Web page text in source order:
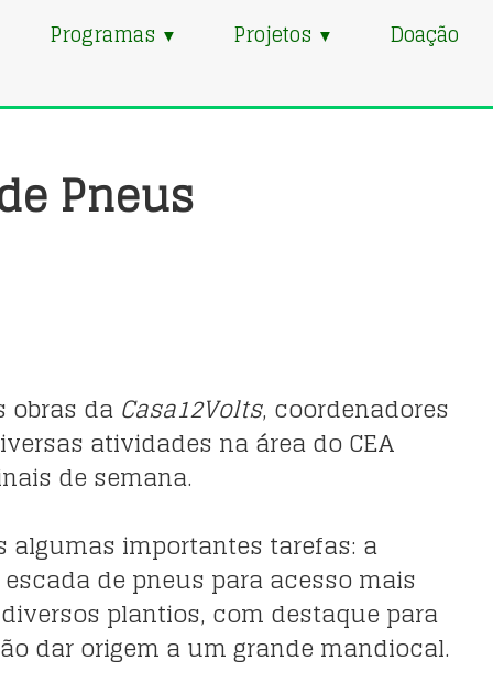
Programas ▼ Projetos ▼ Doação
Pneus
obras da Casa12Volts, coordenadores
atividades na área do CEA
de semana.
algumas importantes tarefas: a
de pneus para acesso mais
plantios, com destaque para
dar origem a um grande mandiocal.